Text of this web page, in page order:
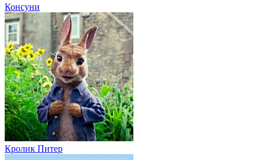
Консуни
Кролик Питер